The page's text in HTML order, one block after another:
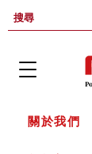
關於我們